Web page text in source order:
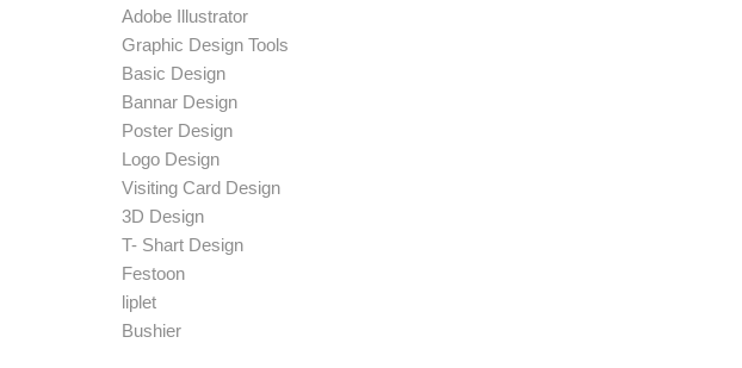
Adobe Illustrator
Graphic Design Tools
Basic Design
Bannar Design
Poster Design
Logo Design
Visiting Card Design
3D Design
T- Shart Design
Festoon
liplet
Bushier